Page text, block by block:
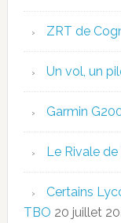
ZRT de
Un vol, un
Garmin
Le Rivale
Certains
TBO 20 juillet